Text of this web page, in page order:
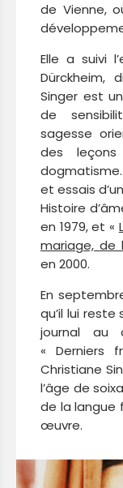
de Vienne,
Elle a suivi
Dürckheim,
Singer est
de
sagesse
des
et essais
Histoire
en 1979, et «
mariage, de
en 2000.
En
qu’il lui reste
journal au
« Derniers
Christiane
l’âge de
de la langue
œuvre.